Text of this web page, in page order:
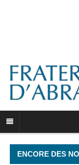
ENCORE DES